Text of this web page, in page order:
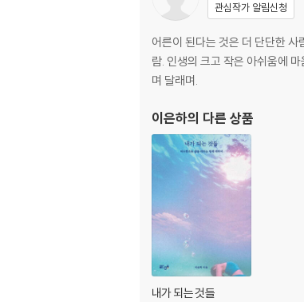
관심작가 알림신청
어른이 된다는 것은 더 단단한
람. 인생의 크고 작은 아쉬움에
며 달래며.
이은하의 다른 상품
내가 되는 것들